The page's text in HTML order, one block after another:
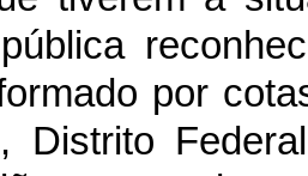
por
Distrito